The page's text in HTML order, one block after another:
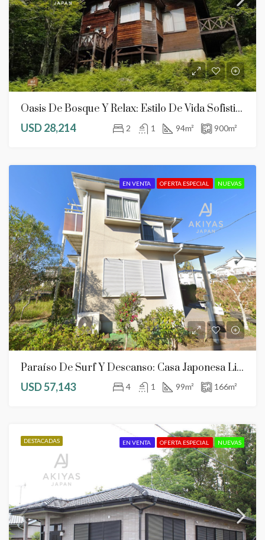
Oasis De Bosque Y Relax: Estilo De Vida Sofisticado En Nagano
USD 28,214
2 1 94m² 900m²
EN VENTA OFERTA ESPECIAL NUEVAS
Paraíso De Surf Y Descanso: Casa Japonesa Lista Para Habitar En Chōsei
USD 57,143
4 1 99m² 166m²
DESTACADAS EN VENTA OFERTA ESPECIAL NUEVAS